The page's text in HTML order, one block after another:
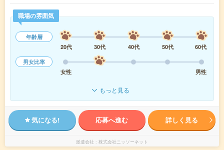
職場の雰囲気
年齢層
20代
30代 40代 50代
60代
男女比率
女性
男性
もっと見る
気になる! 応募へ進む 詳しく見る
派遣会社 株式会社ニッソーネット